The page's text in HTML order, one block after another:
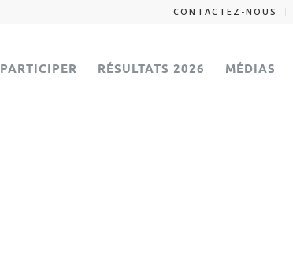
CONTACTEZ-NOUS
PARTICIPER RÉSULTATS 2026 MÉDIAS